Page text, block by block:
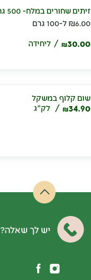
זיתים שחורים במלח- 500 גר
₪6.00 ל-100 גרם
₪30.00 ליחידה
שום קלוף במשקל
₪34.90 לק"ג
יש לך שאלה?